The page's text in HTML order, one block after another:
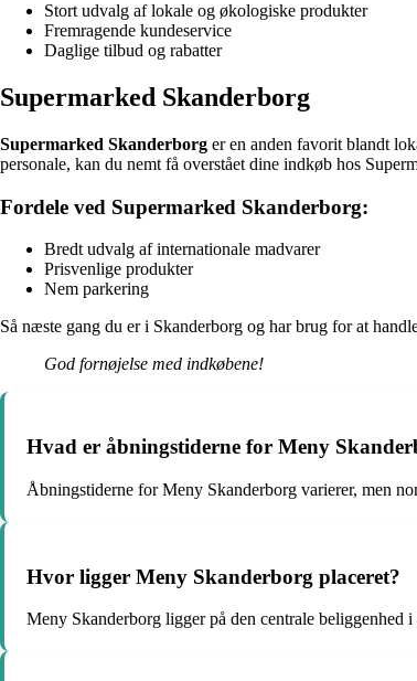
Stort udvalg af lokale og økologiske produkter
Fremragende kundeservice
Daglige tilbud og rabatter
Supermarked Skanderborg
Supermarked Skanderborg er en anden favorit blandt
personale, kan du nemt få overstået dine indkøb hos
Fordele ved Supermarked Skanderborg:
Bredt udvalg af internationale madvarer
Prisvenlige produkter
Nem parkering
Så næste gang du er i Skanderborg og har brug for at
God fornøjelse med indkøbene!
Hvad er åbningstiderne for Meny
Åbningstiderne for Meny Skanderborg varierer, men
Hvor ligger Meny Skanderborg placeret?
Meny Skanderborg ligger på den centrale beliggenhed